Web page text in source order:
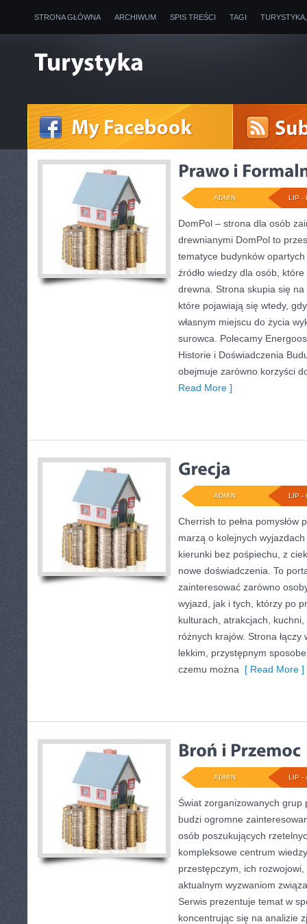
STRONA GŁÓWNA ARCHIWUM SPIS TREŚCI TAGI
LIP -
ADMIN
DomPol – strona dla osób
drewnianymi DomPol to
tematyce budynków
źródło wiedzy dla osób,
drewna. Strona skupia się
które pojawiają się wtedy,
własnym miejscu do życia
surowca. Polecamy
Historie i Doświadczenia
obejmuje zarówno korzyści
Read More ]
LIP -
ADMIN
Cherrish to pełna pomysłów
marzą o kolejnych
kierunki bez pośpiechu, z
nowe doświadczenia. To
zainteresować zarówno
wyjazd, jak i tych, którzy po
kulturach, atrakcjach,
różnych krajów. Strona
lekkim, przystępnym
czemu można [ Read More ]
LIP -
ADMIN
Świat zorganizowanych grup
budzi ogromne
osób poszukujących
kompleksowe centrum
przestępczym, ich
aktualnym wyzwaniom
Serwis prezentuje temat w
koncentrując się na analizie